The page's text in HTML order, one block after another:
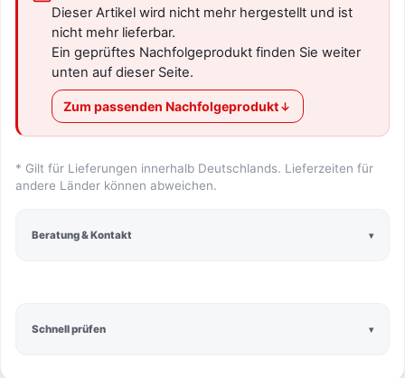
Schnell prüfen
Dieser Artikel wird nicht mehr hergestellt und ist
nicht mehr lieferbar.
Ein geprüftes Nachfolgeprodukt finden Sie weiter
unten auf dieser Seite.
Zum passenden Nachfolgeprodukt
* Gilt für Lieferungen innerhalb Deutschlands. Lieferzeiten für
andere Länder können abweichen.
Beratung & Kontakt